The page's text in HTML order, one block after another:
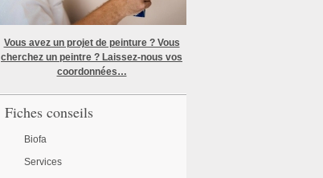
Vous avez un projet de peinture ? Vous
cherchez un peintre ? Laissez-nous vos
coordonnées…
Fiches conseils
Biofa
Services